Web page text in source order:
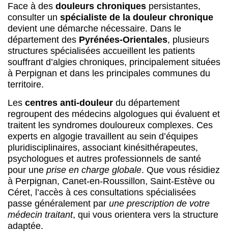
Face à des douleurs chroniques persistantes,
consulter un spécialiste de la douleur chronique
devient une démarche nécessaire. Dans le
département des Pyrénées-Orientales, plusieurs
structures spécialisées accueillent les patients
souffrant d’algies chroniques, principalement situées
à Perpignan et dans les principales communes du
territoire.
Les centres anti-douleur du département
regroupent des médecins algologues qui évaluent et
traitent les syndromes douloureux complexes. Ces
experts en algogie travaillent au sein d’équipes
pluridisciplinaires, associant kinésithérapeutes,
psychologues et autres professionnels de santé
pour une prise en charge globale. Que vous résidiez
à Perpignan, Canet-en-Roussillon, Saint-Estève ou
Céret, l’accès à ces consultations spécialisées
passe généralement par une prescription de votre
médecin traitant, qui vous orientera vers la structure
adaptée.